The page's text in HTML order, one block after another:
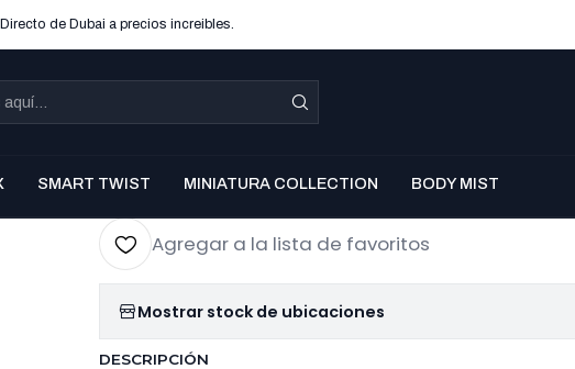
SMART TWIST MINIATURA COLLECTION BODY MIST
de Dubai a precios increibles.
|
SMART 178 – Éclat
Women EDP 25 ml
Cantidad
Comprar Ahora
Agregar a la lista de favoritos
Mostrar stock de ubicaciones
DESCRIPCIÓN